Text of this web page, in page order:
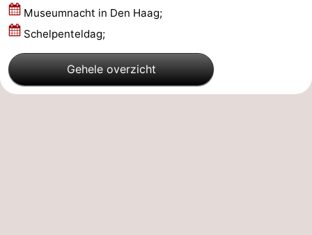
Museumnacht in Den Haag;
Schelpenteldag;
Gehele overzicht